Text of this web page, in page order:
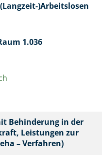
)Arbeitslosen
1.036
Behinderung in der
Leistungen zur
– Verfahren)